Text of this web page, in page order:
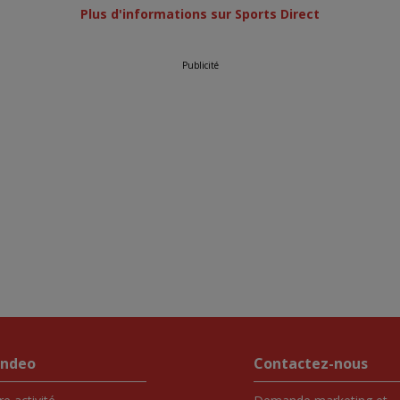
Plus d'informations sur Sports Direct
Publicité
Contactez-nous